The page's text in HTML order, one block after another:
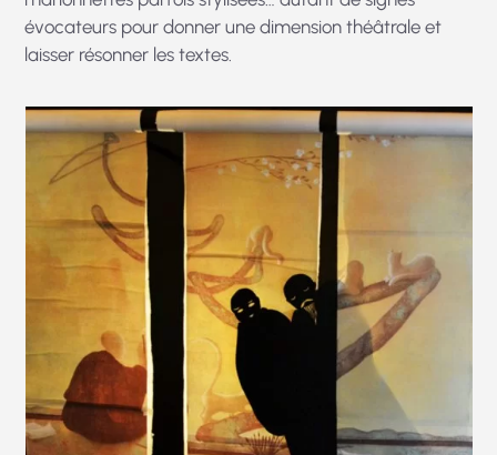
évocateurs pour donner une dimension théâtrale et
laisser résonner les textes.